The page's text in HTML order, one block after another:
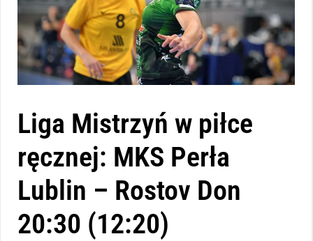
Liga Mistrzyń w piłce
ręcznej: MKS Perła
Lublin – Rostov Don
20:30 (12:20)